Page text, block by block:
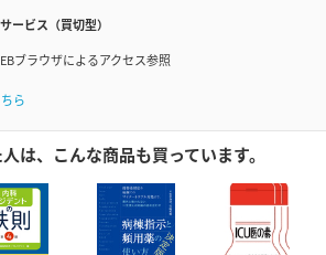
ービス（買切型）
ブラウザによるアクセス参照
ら
は、こんな商品も買っています。